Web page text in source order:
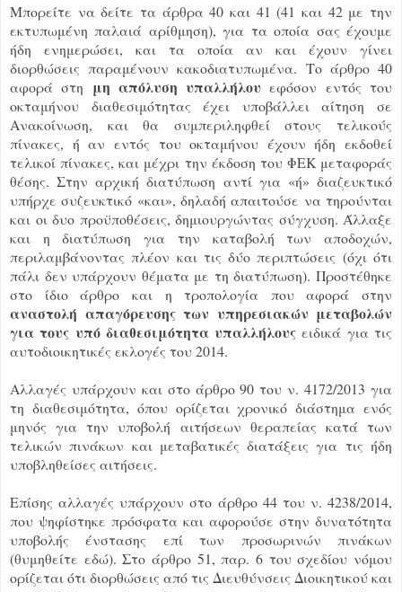
Μπορείτε να δείτε τα άρθρα 40 και 41 (41 και 42 με την
εκτυπωμένη παλαιά αρίθμηση), για τα οποία σας έχουμε
ήδη ενημερώσει, και τα οποία αν και έχουν γίνει
διορθώσεις παραμένουν κακοδιατυπωμένα. Το άρθρο 40
αφορά στη μη απόλυση υπαλλήλου εφόσον εντός του
οκταμήνου διαθεσιμότητας έχει υποβάλλει αίτηση σε
Ανακοίνωση, και θα συμπεριληφθεί στους τελικούς
πίνακες, ή αν εντός του οκταμήνου έχουν ήδη εκδοθεί
τελικοί πίνακες, και μέχρι την έκδοση του ΦΕΚ μεταφοράς
θέσης. Στην αρχική διατύπωση αντί για «ή» διαζευκτικό
υπήρχε συζευκτικό «και», δηλαδή απαιτούσε να τηρούνται
και οι δυο προϋποθέσεις, δημιουργώντας σύγχυση. Άλλαξε
και η διατύπωση για την καταβολή των αποδοχών,
περιλαμβάνοντας πλέον και τις δύο περιπτώσεις (όχι ότι
πάλι δεν υπάρχουν θέματα με τη διατύπωση). Προστέθηκε
στο ίδιο άρθρο και η τροπολογία που αφορά στην
αναστολή απαγόρευσης των υπηρεσιακών μεταβολών
για τους υπό διαθεσιμότητα υπαλλήλουςειδικά για τις
αυτοδιοικητικές εκλογές του 2014.
Αλλαγές υπάρχουν και στο άρθρο 90 του ν. 4172/2013 για
τη διαθεσιμότητα, όπου ορίζεται χρονικό διάστημα ενός
μηνός για την υποβολή αιτήσεων θεραπείας κατά των
τελικών πινάκων και μεταβατικές διατάξεις για τις ήδη
υποβληθείσες αιτήσεις.
Επίσης αλλαγές υπάρχουν στο άρθρο 44 του ν. 4238/2014,
που ψηφίστηκε πρόσφατα και αφορούσε στην δυνατότητα
υποβολής ένστασης επί των προσωρινών πινάκων
(θυμηθείτε εδώ). Στο άρθρο 51, παρ. 6 του σχεδίου νόμου
ορίζεται ότι διορθώσεις από τις Διευθύνσεις Διοικητικού και